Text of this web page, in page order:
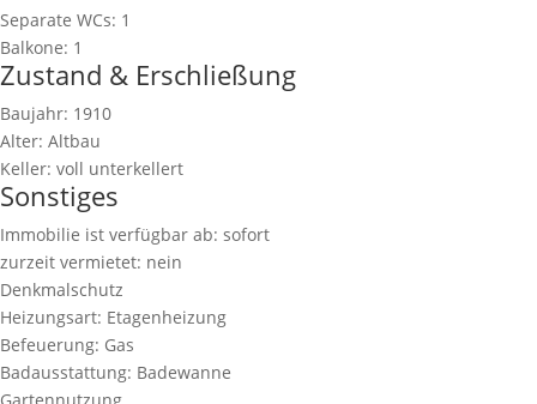
Separate WCs: 1
Balkone: 1
Zustand & Erschließung
Baujahr: 1910
Alter: Altbau
Keller: voll unterkellert
Sonstiges
Immobilie ist verfügbar ab: sofort
zurzeit vermietet: nein
Denkmalschutz
Heizungsart: Etagenheizung
Befeuerung: Gas
Badausstattung: Badewanne